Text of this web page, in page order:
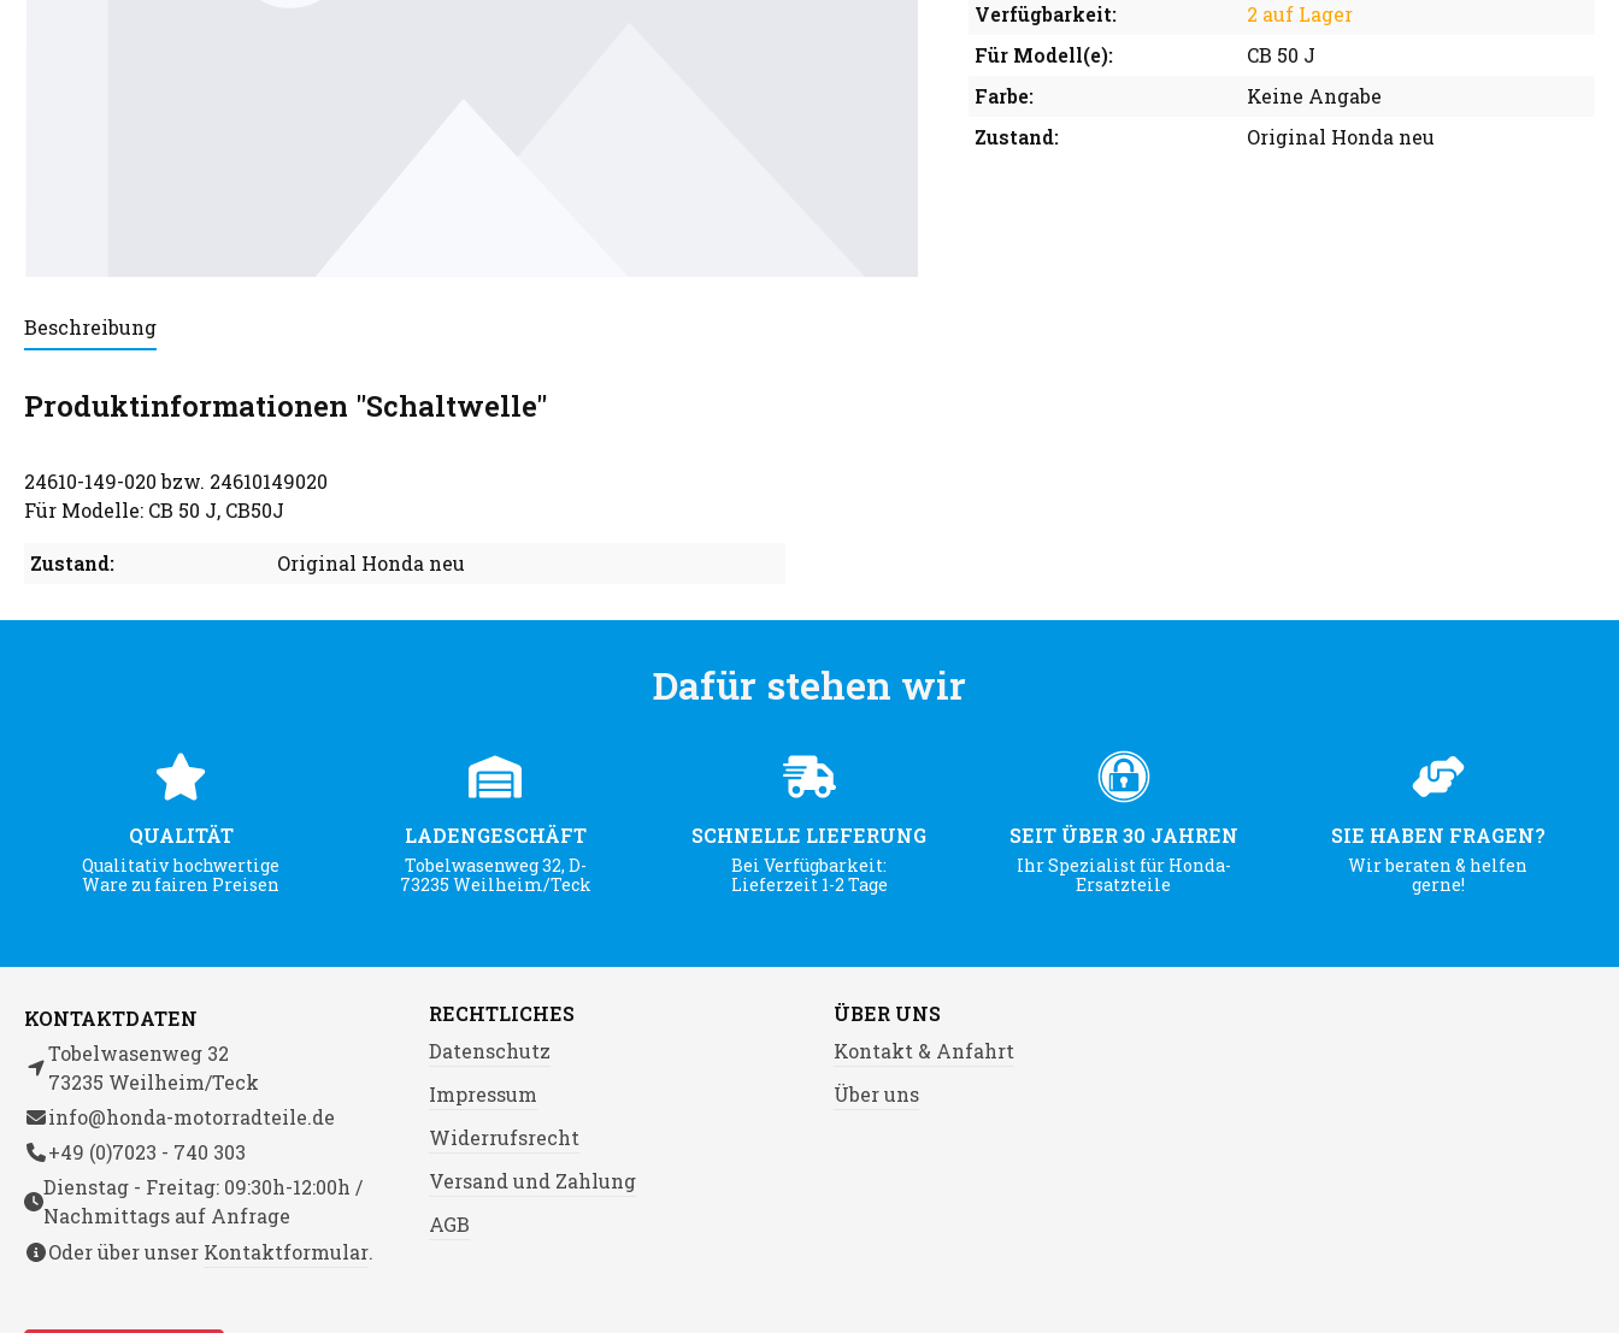
Verfügbarkeit:
2 auf Lager
Für Modell(e):
CB 50 J
Farbe:
Keine Angabe
Zustand:
Original Honda neu
Beschreibung
Produktinformationen "Schaltwelle"
24610-149-020 bzw. 24610149020
Für Modelle: CB 50 J, CB50J
Zustand: Original Honda neu
Dafür stehen wir
QUALITÄT
Qualitativ hochwertige
Ware zu fairen Preisen
LADENGESCHÄFT
Tobelwasenweg 32, D-
73235 Weilheim/Teck
SCHNELLE LIEFERUNG
Bei Verfügbarkeit:
Lieferzeit 1-2 Tage
SEIT ÜBER 30 JAHREN
Ihr Spezialist für Honda-
Ersatzteile
SIE HABEN FRAGEN?
Wir beraten & helfen
gerne!
KONTAKTDATEN
Tobelwasenweg 32
73235 Weilheim/Teck
info@honda-motorradteile.de
+49 (0)7023 - 740 303
Dienstag - Freitag: 09:30h-12:00h /
Nachmittags auf Anfrage
Oder über unser Kontaktformular.
RECHTLICHES
Datenschutz
Impressum
Widerrufsrecht
Versand und Zahlung
AGB
ÜBER UNS
Kontakt & Anfahrt
Über uns